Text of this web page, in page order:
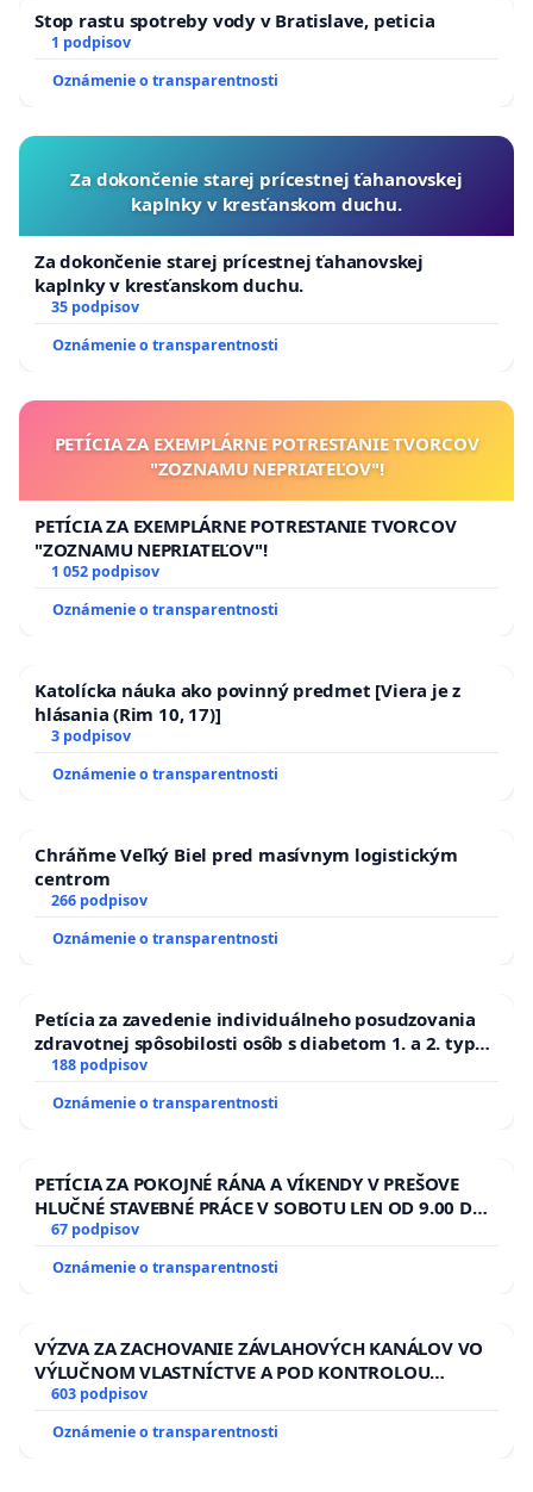
Stop rastu spotreby vody v Bratislave, peticia
1 podpisov
Oznámenie o transparentnosti
Za dokončenie starej prícestnej ťahanovskej
kaplnky v kresťanskom duchu.
Za dokončenie starej prícestnej ťahanovskej
kaplnky v kresťanskom duchu.
35 podpisov
Oznámenie o transparentnosti
PETÍCIA ZA EXEMPLÁRNE POTRESTANIE TVORCOV
"ZOZNAMU NEPRIATEĽOV"!
PETÍCIA ZA EXEMPLÁRNE POTRESTANIE TVORCOV
"ZOZNAMU NEPRIATEĽOV"!
1 052 podpisov
Oznámenie o transparentnosti
Katolícka náuka ako povinný predmet [Viera je z
hlásania (Rim 10, 17)]
3 podpisov
Oznámenie o transparentnosti
Chráňme Veľký Biel pred masívnym logistickým
centrom
266 podpisov
Oznámenie o transparentnosti
Petícia za zavedenie individuálneho posudzovania
zdravotnej spôsobilosti osôb s diabetom 1. a 2. typu
pri prijímaní do Policajného zboru SR
188 podpisov
Oznámenie o transparentnosti
PETÍCIA ZA POKOJNÉ RÁNA A VÍKENDY V PREŠOVE
HLUČNÉ STAVEBNÉ PRÁCE V SOBOTU LEN OD 9.00 DO
13.00 HOD., CEZ PRACOVNÝ TÝŽDEŇ CIEĽ 8.00 – 18.00
HOD. A PRAVIDELNÁ KONTROLA STAVBY C-AREA NA
ĎUMBIERSKEJ/MAGU
67 podpisov
Oznámenie o transparentnosti
VÝZVA ZA ZACHOVANIE ZÁVLAHOVÝCH KANÁLOV VO
VÝLUČNOM VLASTNÍCTVE A POD KONTROLOU
SLOVENSKEJ REPUBLIKY & žiadosť na riešenie
zanedbaného stavu závlahových a odvodňovacích
kanálov na Slovensku
603 podpisov
Oznámenie o transparentnosti